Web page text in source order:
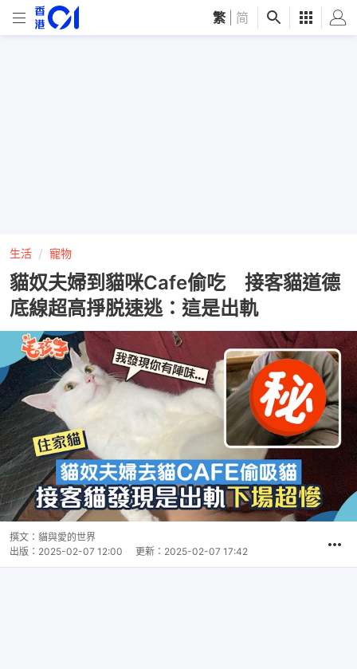
繁 简
生活 寵物
貓奴夫婦到貓咪Cafe偷吃 接客貓道德
底線超高掙脱速逃：這是出軌
撰文： 貓與愛的世界
出版： 2025-02-07 12:00 更新： 2025-02-07 17:42